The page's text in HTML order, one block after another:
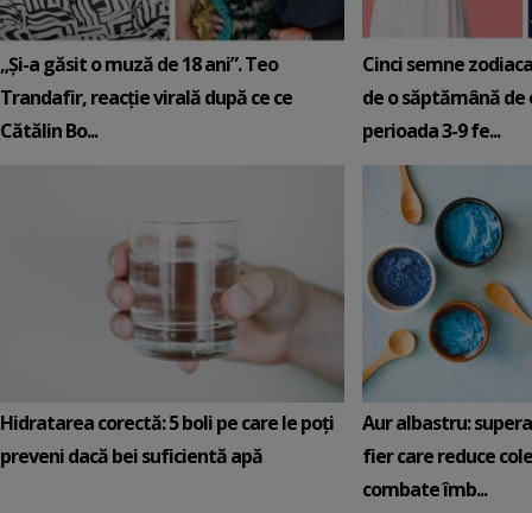
„Și-a găsit o muză de 18 ani”. Teo
Trandafir, reacție virală după ce ce
Cătălin Bo...
Cinci semne
de o săptămână de
perioada 3-9 fe...
Hidratarea corectă: 5 boli pe care le poți
preveni dacă bei suficientă apă
Aur albastru:
fier care reduce
combate îmb...